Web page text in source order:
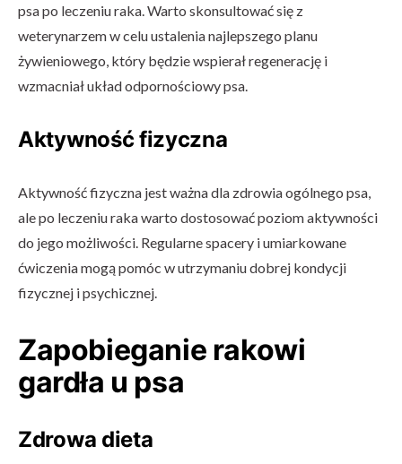
psa po leczeniu raka. Warto skonsultować się z
weterynarzem w celu ustalenia najlepszego planu
żywieniowego, który będzie wspierał regenerację i
wzmacniał układ odpornościowy psa.
Aktywność fizyczna
Aktywność fizyczna jest ważna dla zdrowia ogólnego psa,
ale po leczeniu raka warto dostosować poziom aktywności
do jego możliwości. Regularne spacery i umiarkowane
ćwiczenia mogą pomóc w utrzymaniu dobrej kondycji
fizycznej i psychicznej.
Zapobieganie rakowi
gardła u psa
Zdrowa dieta